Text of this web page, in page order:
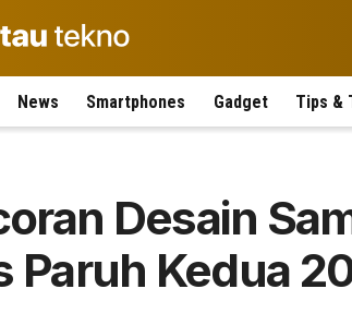
News Smartphones Gadget Tips &
Desain
Paruh Kedua